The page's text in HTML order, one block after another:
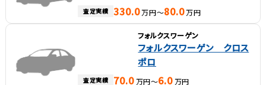
査定実績 330.0万円～80.0万円
フォルクスワーゲン
フォルクスワーゲン クロス
ポロ
査定実績 70.0万円～6.0万円